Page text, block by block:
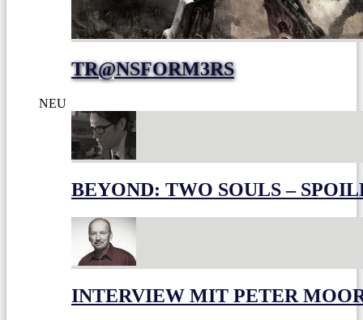
TR@NSFORM3RS
NEU
BEYOND: TWO SOULS –
INTERVIEW MIT PETER